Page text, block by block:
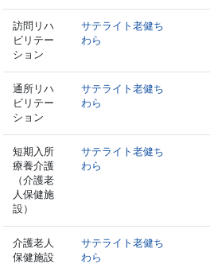
訪問リハ
ビリテー
ション
サテライト老健ち
わら
通所リハ
ビリテー
ション
サテライト老健ち
わら
短期入所
療養介護
（介護老
人保健施
設）
サテライト老健ち
わら
介護老人
保健施設
サテライト老健ち
わら